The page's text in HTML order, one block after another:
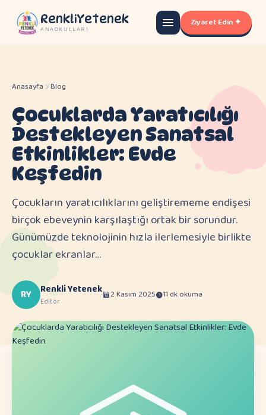
RenkliYetenek
ANAOKULLARI
Ziyaret Edin ✦
Anasayfa Blog
Çocuklarda Yaratıcılığı
Destekleyen Sanatsal
Etkinlikler: Evde
Keşfedin
Çocukların yaratıcılıklarını geliştirememe endişesi
birçok ebeveynin karşılaştığı ortak bir sorundur.
Günümüzde teknolojinin hızla ilerlemesiyle birlikte
çocuklar ekranlar…
RY Renkli Yetenek
Editör
2 Kasım 2025 11 dk okuma